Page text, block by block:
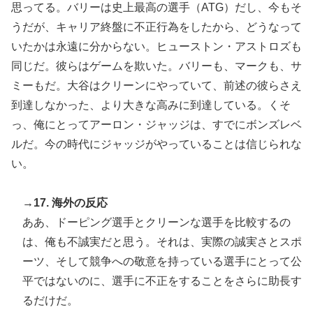
思ってる。バリーは史上最高の選手（ATG）だし、今もそ
うだが、キャリア終盤に不正行為をしたから、どうなって
いたかは永遠に分からない。ヒューストン・アストロズも
同じだ。彼らはゲームを欺いた。バリーも、マークも、サ
ミーもだ。大谷はクリーンにやっていて、前述の彼らさえ
到達しなかった、より大きな高みに到達している。くそ
っ、俺にとってアーロン・ジャッジは、すでにボンズレベ
ルだ。今の時代にジャッジがやっていることは信じられな
い。
→17. 海外の反応
ああ、ドーピング選手とクリーンな選手を比較するの
は、俺も不誠実だと思う。それは、実際の誠実さとスポ
ーツ、そして競争への敬意を持っている選手にとって公
平ではないのに、選手に不正をすることをさらに助長す
るだけだ。